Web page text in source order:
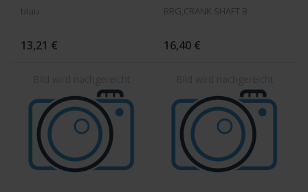
blau
13,21 €
BRG,CRANK SHAFT B
16,40 €